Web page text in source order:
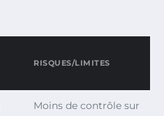
RISQUES/LIMITES
Moins de contrôle sur